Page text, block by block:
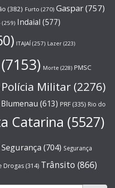
(382) Furto (270) Gaspar(757)
(259) Indaial (577)
ITAJAÍ (257) Lazer (223)
(7153) Morte (228) PMSC
Polícia Militar (2276)
(613) PRF (335) Rio do
Catarina (5527)
Segurança (704) Segurança
Drogas (314) Trânsito (866)